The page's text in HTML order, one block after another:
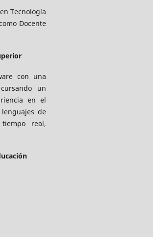
Tecnología
Docente
con una
un
en el
de
real,